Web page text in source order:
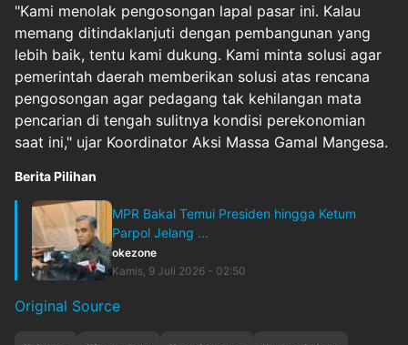
"Kami menolak pengosongan lapal pasar ini. Kalau
memang ditindaklanjuti dengan pembangunan yang
lebih baik, tentu kami dukung. Kami minta solusi agar
pemerintah daerah memberikan solusi atas rencana
pengosongan agar pedagang tak kehilangan mata
pencarian di tengah sulitnya kondisi perekonomian
saat ini," ujar Koordinator Aksi Massa Gamal Mangesa.
Berita Pilihan
MPR Bakal Temui Presiden hingga Ketum
Parpol Jelang ...
okezone
Kamis, 9 Juli 2026 - 02:50
Original Source